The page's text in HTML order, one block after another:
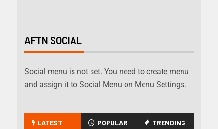
AFTN SOCIAL
Social menu is not set. You need to create menu
and assign it to Social Menu on Menu Settings.
LATEST POPULAR TRENDING